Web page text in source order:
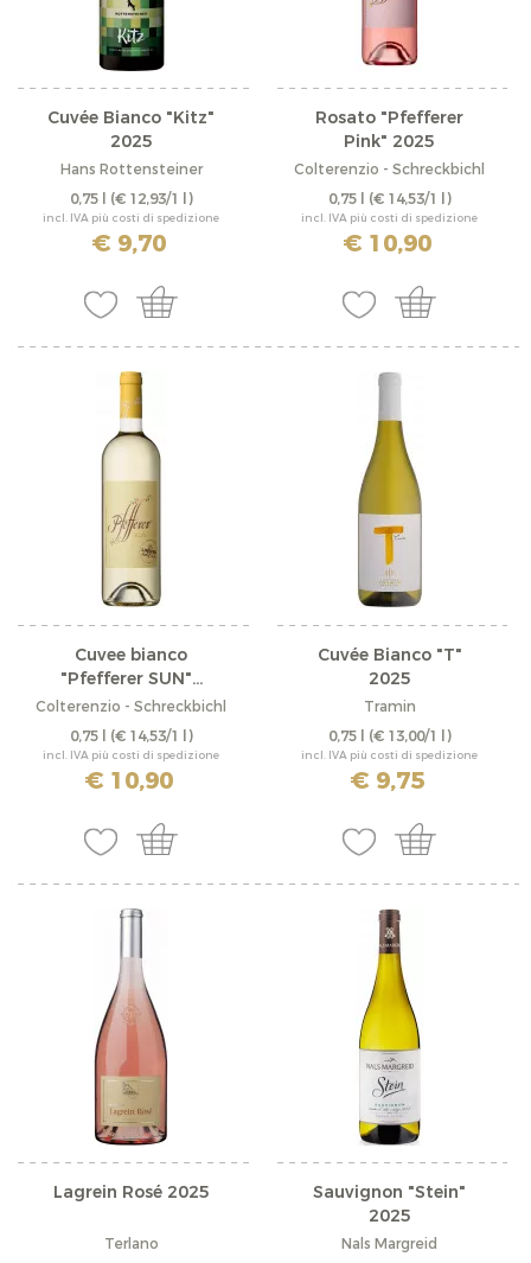
Cuvée Bianco "Kitz"
2025
Hans Rottensteiner
0,75 l (€ 12,93/1 l)
incl. IVA più costi di spedizione
€ 9,70
Rosato "Pfefferer
Pink" 2025
Colterenzio - Schreckbichl
0,75 l (€ 14,53/1 l)
incl. IVA più costi di spedizione
€ 10,90
Cuvee bianco
"Pfefferer SUN"...
Colterenzio - Schreckbichl
0,75 l (€ 14,53/1 l)
incl. IVA più costi di spedizione
€ 10,90
Cuvée Bianco "T"
2025
Tramin
0,75 l (€ 13,00/1 l)
incl. IVA più costi di spedizione
€ 9,75
Lagrein Rosé 2025
Terlano
Sauvignon "Stein"
2025
Nals Margreid